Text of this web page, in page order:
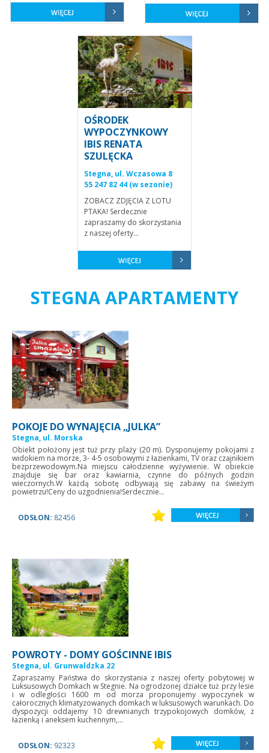
OŚRODEK
WYPOCZYNKOWY
IBIS RENATA
SZULĘCKA
Stegna, ul. Wczasowa 8
55 247 82 44 (w sezonie)
ZOBACZ ZDJĘCIA Z LOTU
PTAKA! Serdecznie
zapraszamy do skorzystania
z naszej oferty...
STEGNA APARTAMENTY
POKOJE DO WYNAJĘCIA „JULKA”
Stegna, ul. Morska
Obiekt położony jest tuż przy plaży (20 m). Dysponujemy pokojami z
widokiem na morze, 3- 4-5 osobowymi z łazienkami, TV oraz czajnikiem
bezprzewodowym.Na miejscu całodzienne wyżywienie. W obiekcie
znajduje się bar oraz kawiarnia, czynne do późnych godzin
wieczornych.W każdą sobotę odbywają się zabawy na świeżym
powietrzu!Ceny do uzgodnienia!Serdecznie...
ODSŁON: 82456
POWROTY - DOMY GOŚCINNE IBIS
Stegna, ul. Grunwaldzka 22
Zapraszamy Państwa do skorzystania z naszej oferty pobytowej w
Luksusowych Domkach w Stegnie. Na ogrodzonej działce tuż przy lesie
i w odległości 1600 m od morza proponujemy wypoczynek w
całorocznych klimatyzowanych domkach w luksusowych warunkach. Do
dyspozycji oddajemy 10 drewnianych trzypokojowych domków, z
łazienką i aneksem kuchennym,...
ODSŁON: 92323